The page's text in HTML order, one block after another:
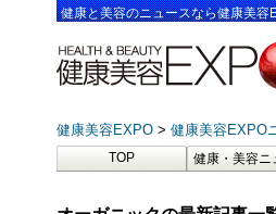
健康と美容のニュースなら健康美容
健康美容EXPO 健康美容EXPO
TOP 健康・美容ニ